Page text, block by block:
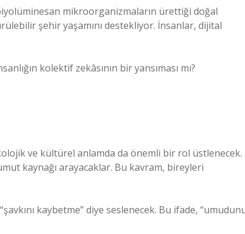
mikroorganizmaların ürettiği doğal
şehir yaşamını destekliyor. İnsanlar, dijital
kolektif zekâsının bir yansıması mı?
ve kültürel anlamda da önemli bir rol üstlenecek.
kaynağı arayacaklar. Bu kavram, bireyleri
kaybetme” diye seslenecek. Bu ifade,